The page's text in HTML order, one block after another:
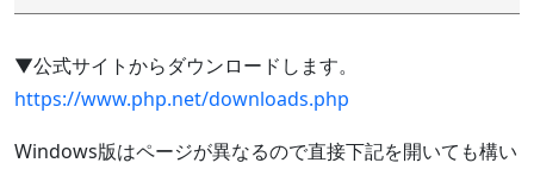
▼公式サイトからダウンロードします。
https://www.php.net/downloads.php
Windows版はページが異なるので直接下記を開いても構い